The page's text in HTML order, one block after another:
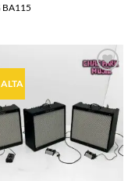
BA115
Agregar
a la
lista de
deseos